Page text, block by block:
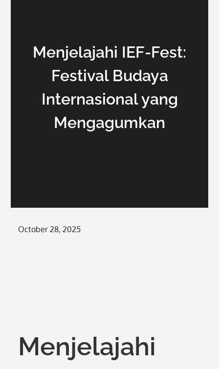
Menjelajahi IEF-Fest:
Festival Budaya
Internasional yang
Mengagumkan
Posted
October 28, 2025
Menjelajahi